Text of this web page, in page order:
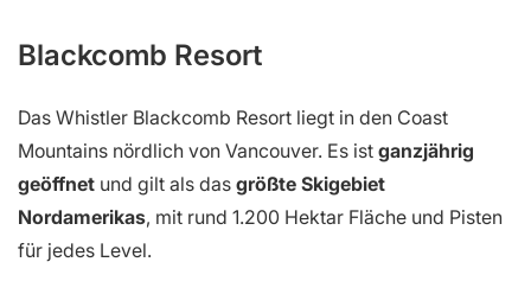
Blackcomb Resort
Das Whistler Blackcomb Resort liegt in den Coast
Mountains nördlich von Vancouver. Es ist ganzjährig
geöffnet und gilt als das größte Skigebiet
Nordamerikas, mit rund 1.200 Hektar Fläche und Pisten
für jedes Level.